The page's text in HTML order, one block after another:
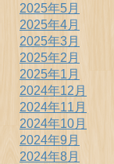
2025年5月
2025年4月
2025年3月
2025年2月
2025年1月
2024年12月
2024年11月
2024年10月
2024年9月
2024年8月